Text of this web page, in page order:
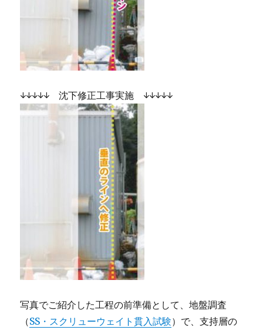
↓↓↓↓↓ 沈下修正工事実施 ↓↓↓↓↓
写真でご紹介した工程の前準備として、地盤調査
（SS・スクリューウェイト貫入試験）で、支持層の